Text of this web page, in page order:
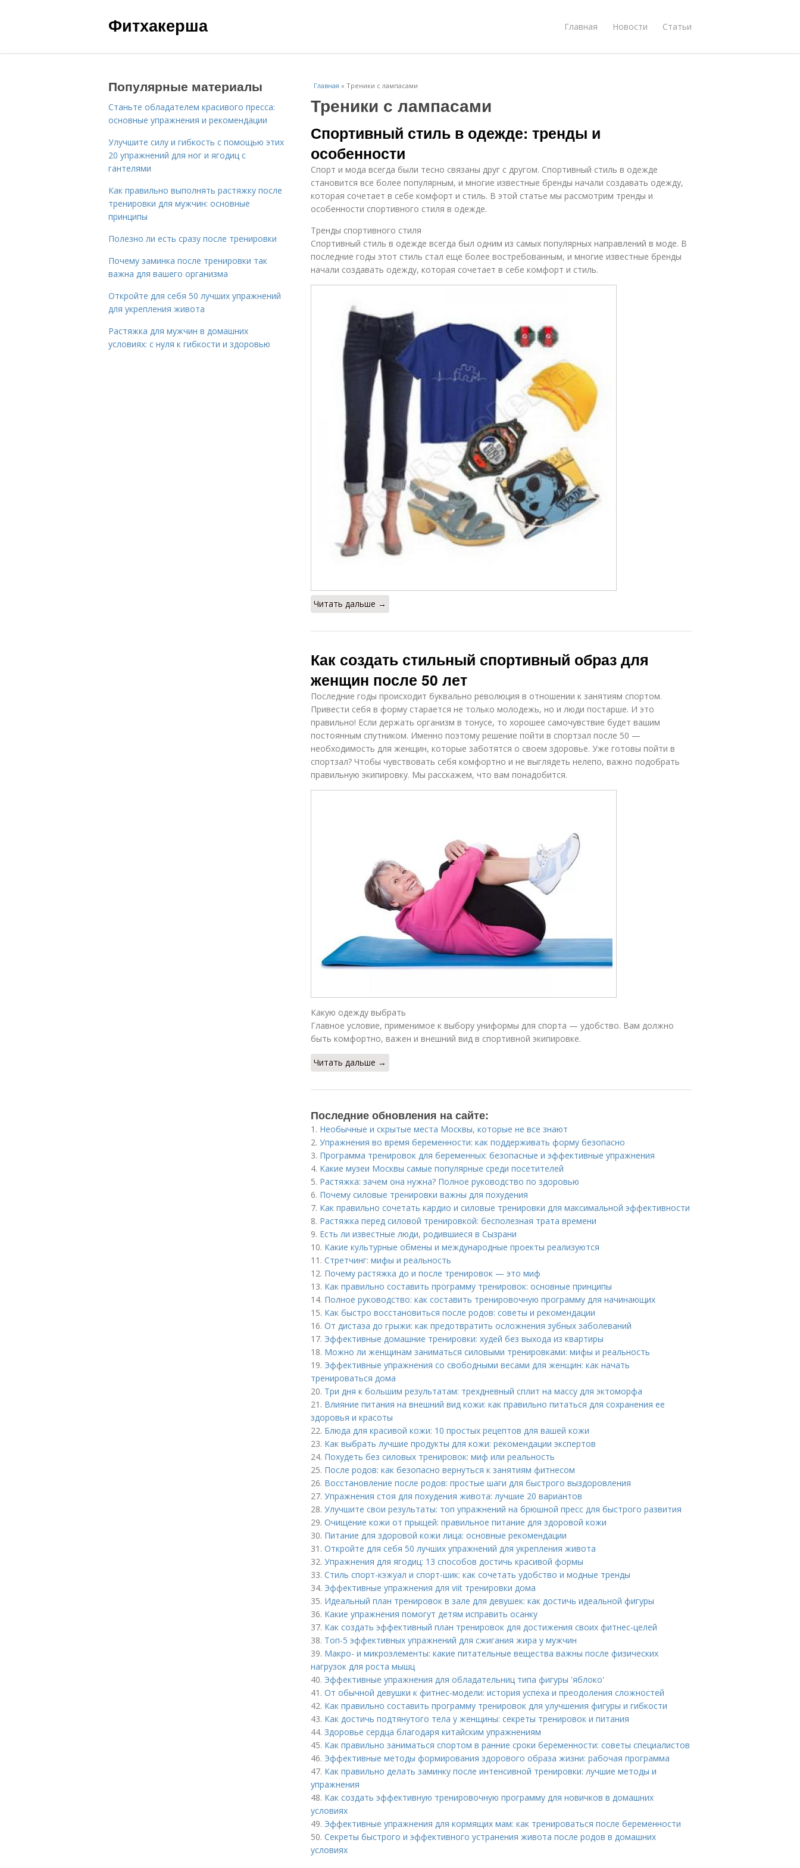
Фитхакерша Главная Новости Статьи
Главная » Треники с лампасами
Треники с лампасами
Спортивный стиль в одежде: тренды и
особенности
Спорт и мода всегда были тесно связаны друг с другом. Спортивный стиль в одежде
становится все более популярным, и многие известные бренды начали создавать одежду,
которая сочетает в себе комфорт и стиль. В этой статье мы рассмотрим тренды и
особенности спортивного стиля в одежде.
Тренды спортивного стиля
Спортивный стиль в одежде всегда был одним из самых популярных направлений в моде. В
последние годы этот стиль стал еще более востребованным, и многие известные бренды
начали создавать одежду, которая сочетает в себе комфорт и стиль.
Читать дальше →
Как создать стильный спортивный образ для
женщин после 50 лет
Последние годы происходит буквально революция в отношении к занятиям спортом.
Привести себя в форму старается не только молодежь, но и люди постарше. И это
правильно! Если держать организм в тонусе, то хорошее самочувствие будет вашим
постоянным спутником. Именно поэтому решение пойти в спортзал после 50 —
необходимость для женщин, которые заботятся о своем здоровье. Уже готовы пойти в
спортзал? Чтобы чувствовать себя комфортно и не выглядеть нелепо, важно подобрать
правильную экипировку. Мы расскажем, что вам понадобится.
Какую одежду выбрать
Главное условие, применимое к выбору униформы для спорта — удобство. Вам должно
быть комфортно, важен и внешний вид в спортивной экипировке.
Читать дальше →
Последние обновления на сайте:
1. Необычные и скрытые места Москвы, которые не все знают
2. Упражнения во время беременности: как поддерживать форму безопасно
3. Программа тренировок для беременных: безопасные и эффективные упражнения
4. Какие музеи Москвы самые популярные среди посетителей
5. Растяжка: зачем она нужна? Полное руководство по здоровью
6. Почему силовые тренировки важны для похудения
7. Как правильно сочетать кардио и силовые тренировки для максимальной эффективности
8. Растяжка перед силовой тренировкой: бесполезная трата времени
9. Есть ли известные люди, родившиеся в Сызрани
10. Какие культурные обмены и международные проекты реализуются
11. Стретчинг: мифы и реальность
12. Почему растяжка до и после тренировок — это миф
13. Как правильно составить программу тренировок: основные принципы
14. Полное руководство: как составить тренировочную программу для начинающих
15. Как быстро восстановиться после родов: советы и рекомендации
16. От дистаза до грыжи: как предотвратить осложнения зубных заболеваний
17. Эффективные домашние тренировки: худей без выхода из квартиры
18. Можно ли женщинам заниматься силовыми тренировками: мифы и реальность
19. Эффективные упражнения со свободными весами для женщин: как начать
тренироваться дома
20. Три дня к большим результатам: трехдневный сплит на массу для эктоморфа
21. Влияние питания на внешний вид кожи: как правильно питаться для сохранения ее
здоровья и красоты
22. Блюда для красивой кожи: 10 простых рецептов для вашей кожи
23. Как выбрать лучшие продукты для кожи: рекомендации экспертов
24. Похудеть без силовых тренировок: миф или реальность
25. После родов: как безопасно вернуться к занятиям фитнесом
26. Восстановление после родов: простые шаги для быстрого выздоровления
27. Упражнения стоя для похудения живота: лучшие 20 вариантов
28. Улучшите свои результаты: топ упражнений на брюшной пресс для быстрого развития
29. Очищение кожи от прыщей: правильное питание для здоровой кожи
30. Питание для здоровой кожи лица: основные рекомендации
31. Откройте для себя 50 лучших упражнений для укрепления живота
32. Упражнения для ягодиц: 13 способов достичь красивой формы
33. Стиль спорт-кэжуал и спорт-шик: как сочетать удобство и модные тренды
34. Эффективные упражнения для viit тренировки дома
35. Идеальный план тренировок в зале для девушек: как достичь идеальной фигуры
36. Какие упражнения помогут детям исправить осанку
37. Как создать эффективный план тренировок для достижения своих фитнес-целей
38. Топ-5 эффективных упражнений для сжигания жира у мужчин
39. Макро- и микроэлементы: какие питательные вещества важны после физических
нагрузок для роста мышц
40. Эффективные упражнения для обладательниц типа фигуры 'яблоко'
41. От обычной девушки к фитнес-модели: история успеха и преодоления сложностей
42. Как правильно составить программу тренировок для улучшения фигуры и гибкости
43. Как достичь подтянутого тела у женщины: секреты тренировок и питания
44. Здоровье сердца благодаря китайским упражнениям
45. Как правильно заниматься спортом в ранние сроки беременности: советы специалистов
46. Эффективные методы формирования здорового образа жизни: рабочая программа
47. Как правильно делать заминку после интенсивной тренировки: лучшие методы и
упражнения
48. Как создать эффективную тренировочную программу для новичков в домашних
условиях
49. Эффективные упражнения для кормящих мам: как тренироваться после беременности
50. Секреты быстрого и эффективного устранения живота после родов в домашних
условиях
Популярные материалы
Станьте обладателем красивого пресса:
основные упражнения и рекомендации
Улучшите силу и гибкость с помощью этих
20 упражнений для ног и ягодиц с
гантелями
Как правильно выполнять растяжку после
тренировки для мужчин: основные
принципы
Полезно ли есть сразу после тренировки
Почему заминка после тренировки так
важна для вашего организма
Откройте для себя 50 лучших упражнений
для укрепления живота
Растяжка для мужчин в домашних
условиях: с нуля к гибкости и здоровью